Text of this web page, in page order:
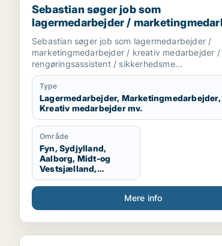
Sebastian søger job som
lagermedarbejder /
/ kreativ medarbejder /
rengøringsassistent /
sikkerhedsmedarbejder
Sebastian søger job som lagermedarbejder /
marketingmedarbejder / kreativ medarbejder /
rengøringsassistent / sikkerhedsme...
Type
Lagermedarbejder, Marketingmedarbejder,
Kreativ medarbejder mv.
Område
Fyn, Sydjylland,
Aalborg, Midt-og
Vestsjælland,
Sydsjælland, Hele
Danmark, Vestjylland,
Mere info